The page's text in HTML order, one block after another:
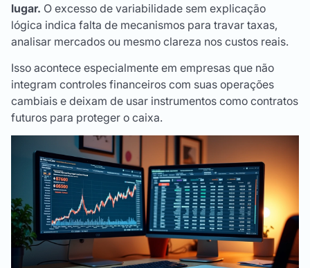
lugar. O excesso de variabilidade sem explicação
lógica indica falta de mecanismos para travar taxas,
analisar mercados ou mesmo clareza nos custos reais.
Isso acontece especialmente em empresas que não
integram controles financeiros com suas operações
cambiais e deixam de usar instrumentos como contratos
futuros para proteger o caixa.